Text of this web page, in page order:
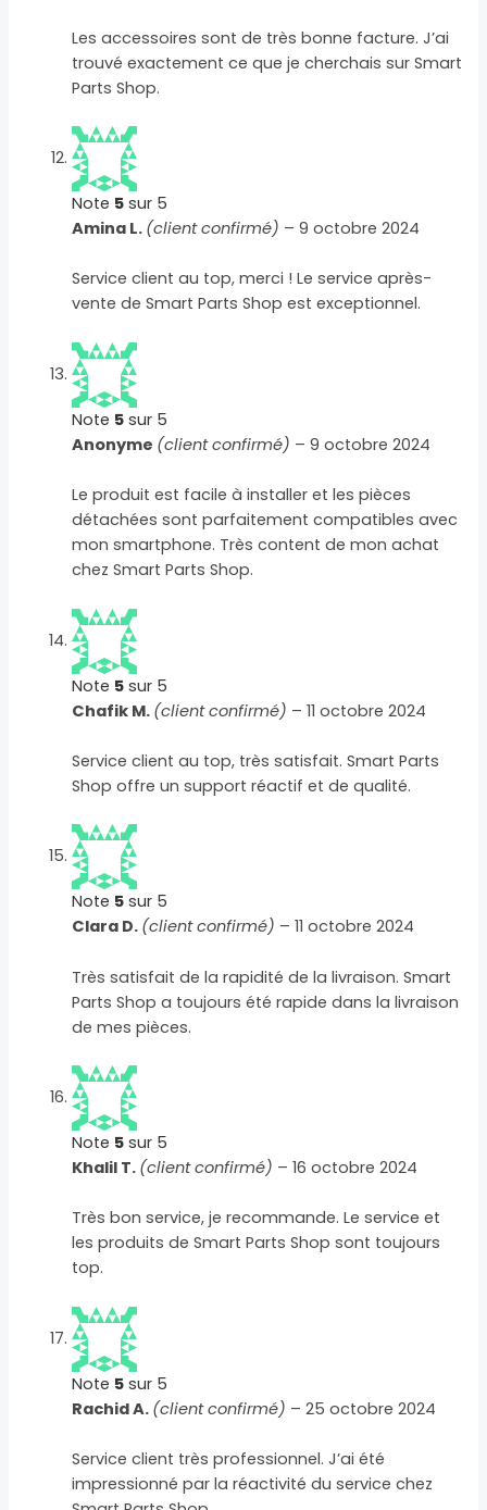
Les accessoires sont de très bonne facture. J’ai
trouvé exactement ce que je cherchais sur Smart
Parts Shop.
Note 5 sur 5
Amina L. (client confirmé) – 9 octobre 2024
Service client au top, merci ! Le service après-
vente de Smart Parts Shop est exceptionnel.
Note 5 sur 5
Anonyme (client confirmé) – 9 octobre 2024
Le produit est facile à installer et les pièces
détachées sont parfaitement compatibles avec
mon smartphone. Très content de mon achat
chez Smart Parts Shop.
Note 5 sur 5
Chafik M. (client confirmé) – 11 octobre 2024
Service client au top, très satisfait. Smart Parts
Shop offre un support réactif et de qualité.
Note 5 sur 5
Clara D. (client confirmé) – 11 octobre 2024
Très satisfait de la rapidité de la livraison. Smart
Parts Shop a toujours été rapide dans la livraison
de mes pièces.
Note 5 sur 5
Khalil T. (client confirmé) – 16 octobre 2024
Très bon service, je recommande. Le service et
les produits de Smart Parts Shop sont toujours
top.
Note 5 sur 5
Rachid A. (client confirmé) – 25 octobre 2024
Service client très professionnel. J’ai été
impressionné par la réactivité du service chez